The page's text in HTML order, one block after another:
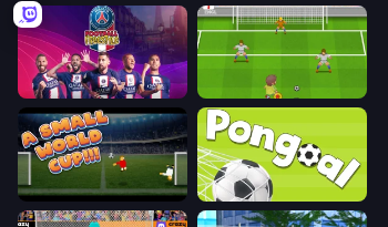
PSG Soccer Freestyle Drop Kick: World Cup
A Small World Cup Pongoal